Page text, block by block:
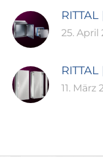
25. April
11. März